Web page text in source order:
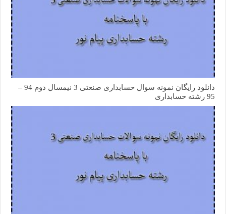
دانلود رایگان نمونه سوال حسابداری صنعتی 3 نیمسال دوم 94 –
95 رشته حسابداری